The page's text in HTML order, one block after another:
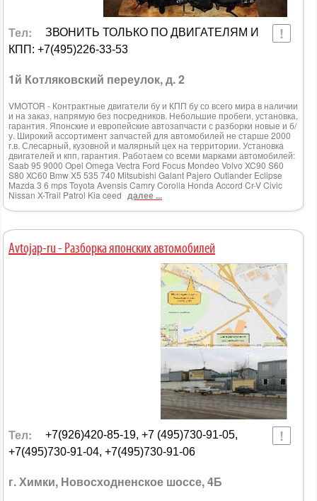
Тел:
ЗВОНИТЬ ТОЛЬКО ПО ДВИГАТЕЛЯМ И
КПП: +7(495)226-33-53
1й Котляковский переулок, д. 2
VMOTOR - Контрактные двигатели бу и КПП бу со всего мира в наличии
и на заказ, напрямую без посредников. Небольшие пробеги, установка,
гарантия. Японские и европейские автозапчасти с разборки новые и б/
у. Широкий ассортимент запчастей для автомобилей не старше 2000
г.в. Слесарный, кузовной и малярный цех на территории. Установка
двигателей и кпп, гарантия. Работаем со всеми марками автомобилей:
Saab 95 9000 Opel Omega Vectra Ford Focus Mondeo Volvo XC90 S60
S80 XC60 Bmw X5 535 740 Mitsubishi Galant Pajero Outlander Eclipse
Mazda 3 6 mps Toyota Avensis Camry Corolla Honda Accord Cr-V Civic
Nissan X-Trail Patrol Kia ceed далее ...
Avtojap-ru - Разборка японских автомобилей
Тел:
+7(926)420-85-19, +7 (495)730-91-05,
+7(495)730-91-04, +7(495)730-91-06
г. Химки, Новосходненское шоссе, 4Б